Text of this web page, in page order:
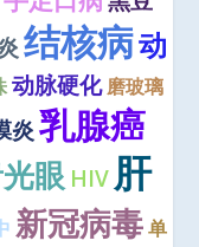
结核病动
动脉硬化磨玻璃
炎乳腺癌
眼 HIV 肝
新冠病毒 单